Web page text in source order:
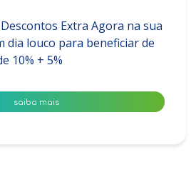
Extra Agora na sua
dia louco para beneficiar de
10% + 5%
saiba mais